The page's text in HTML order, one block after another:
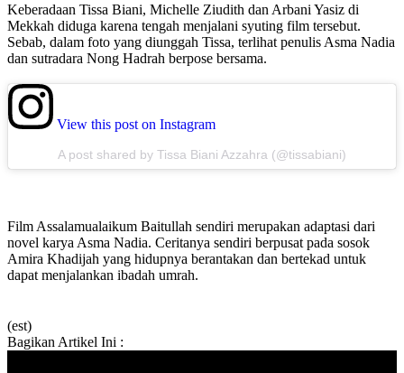
Keberadaan Tissa Biani, Michelle Ziudith dan Arbani Yasiz di
Mekkah diduga karena tengah menjalani syuting film tersebut.
Sebab, dalam foto yang diunggah Tissa, terlihat penulis Asma Nadia
dan sutradara Nong Hadrah berpose bersama.
View this post on Instagram
A post shared by Tissa Biani Azzahra (@tissabiani)
Film Assalamualaikum Baitullah sendiri merupakan adaptasi dari
novel karya Asma Nadia. Ceritanya sendiri berpusat pada sosok
Amira Khadijah yang hidupnya berantakan dan bertekad untuk
dapat menjalankan ibadah umrah.
(est)
Bagikan Artikel Ini :